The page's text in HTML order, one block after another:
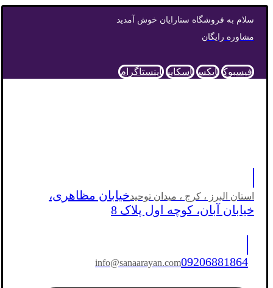
سلام به فروشگاه سنارایان خوش آمدید
مشاوره رایگان
فیسبوک ایکس اسکایپ اینستاگرام
استان البرز ، کرج ، میدان توحیدخیابان مظاهری،
خیابان آبان، کوچه اول پلاک 8
info@sanaarayan.com09206881864